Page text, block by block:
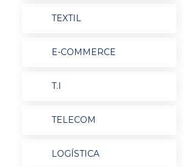
TEXTIL
E-COMMERCE
T.I
TELECOM
LOGÍSTICA